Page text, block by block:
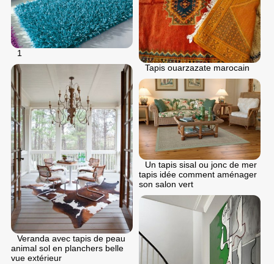
1
Tapis ouarzazate marocain
Veranda avec tapis de peau
animal sol en planchers belle
vue extérieur
Un tapis sisal ou jonc de mer
tapis idée comment aménager
son salon vert